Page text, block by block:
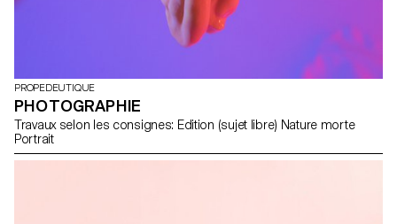
PROPEDEUTIQUE
PHOTOGRAPHIE
Travaux selon les consignes: Edition (sujet libre) Nature morte
Portrait